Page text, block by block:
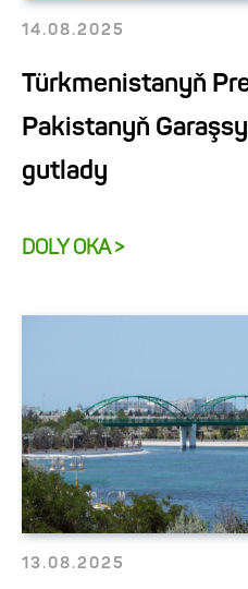
14.08.2025
Türkmenistanyň
Pakistanyň
gutlady
DOLY OKA >
13.08.2025